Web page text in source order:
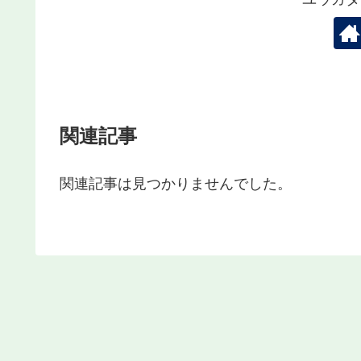
関連記事
関連記事は見つかりませんでした。